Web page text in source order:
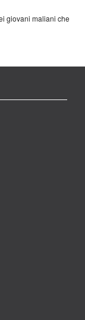
giovani maliani che